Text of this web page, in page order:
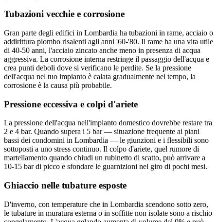
Tubazioni vecchie e corrosione
Gran parte degli edifici in Lombardia ha tubazioni in rame, acciaio o
addirittura piombo risalenti agli anni '60-'80. Il rame ha una vita utile
di 40-50 anni, l'acciaio zincato anche meno in presenza di acqua
aggressiva. La corrosione interna restringe il passaggio dell'acqua e
crea punti deboli dove si verificano le perdite. Se la pressione
dell'acqua nel tuo impianto è calata gradualmente nel tempo, la
corrosione è la causa più probabile.
Pressione eccessiva e colpi d'ariete
La pressione dell'acqua nell'impianto domestico dovrebbe restare tra
2 e 4 bar. Quando supera i 5 bar — situazione frequente ai piani
bassi dei condomini in Lombardia — le giunzioni e i flessibili sono
sottoposti a uno stress continuo. Il colpo d'ariete, quel rumore di
martellamento quando chiudi un rubinetto di scatto, può arrivare a
10-15 bar di picco e sfondare le guarnizioni nel giro di pochi mesi.
Ghiaccio nelle tubature esposte
D'inverno, con temperature che in Lombardia scendono sotto zero,
le tubature in muratura esterna o in soffitte non isolate sono a rischio